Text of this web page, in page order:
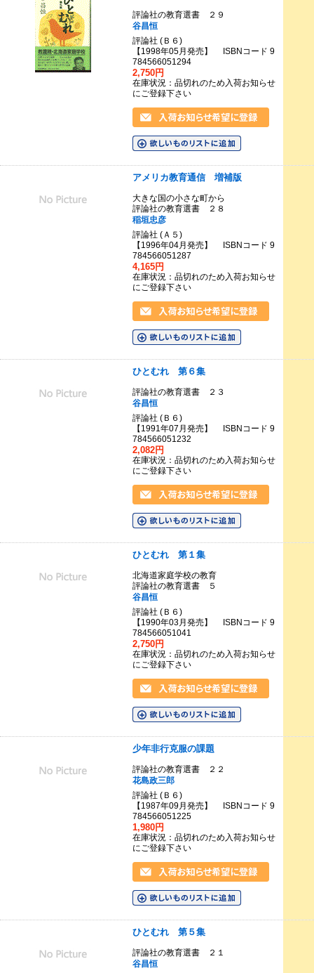
評論社の教育選書 ２９
谷昌恒
評論社 (Ｂ６)
【1998年05月発売】 ISBNコード 9
784566051294
2,750円
在庫状況：品切れのため入荷お知らせ
にご登録下さい
アメリカ教育通信 増補版
大きな国の小さな町から
評論社の教育選書 ２８
稲垣忠彦
評論社 (Ａ５)
【1996年04月発売】 ISBNコード 9
784566051287
4,165円
在庫状況：品切れのため入荷お知らせ
にご登録下さい
ひとむれ 第６集
評論社の教育選書 ２３
谷昌恒
評論社 (Ｂ６)
【1991年07月発売】 ISBNコード 9
784566051232
2,082円
在庫状況：品切れのため入荷お知らせ
にご登録下さい
ひとむれ 第１集
北海道家庭学校の教育
評論社の教育選書 ５
谷昌恒
評論社 (Ｂ６)
【1990年03月発売】 ISBNコード 9
784566051041
2,750円
在庫状況：品切れのため入荷お知らせ
にご登録下さい
少年非行克服の課題
評論社の教育選書 ２２
花島政三郎
評論社 (Ｂ６)
【1987年09月発売】 ISBNコード 9
784566051225
1,980円
在庫状況：品切れのため入荷お知らせ
にご登録下さい
ひとむれ 第５集
評論社の教育選書 ２１
谷昌恒